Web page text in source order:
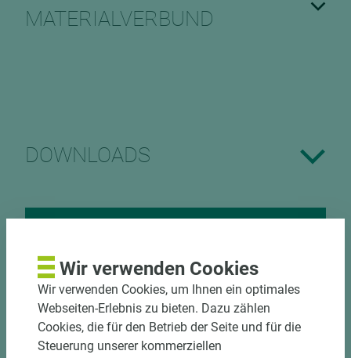
MATERIALVERBUND
DOWNLOADS
Nutzen Sie unseren
Zuschnittservice
Bekantungsfähiger Fixmaßzuschnitt maßhaltig
und winkelgenau
Hohe und präzise Leistung durch
Wir verwenden Cookies
Wir verwenden Cookies, um Ihnen ein optimales
Webseiten-Erlebnis zu bieten. Dazu zählen
Cookies, die für den Betrieb der Seite und für die
Steuerung unserer kommerziellen